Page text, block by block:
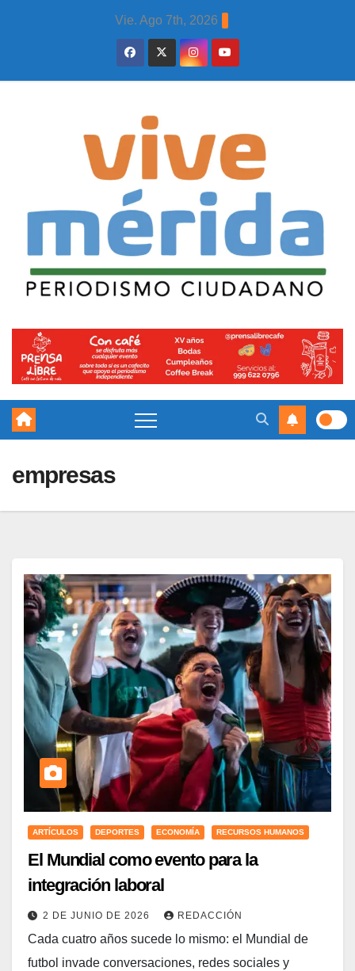
Vie. Ago 7th, 2026
empresas
ARTÍCULOS DEPORTES ECONOMÍA RECURSOS HUMANOS
El Mundial como evento para la
integración laboral
2 DE JUNIO DE 2026 REDACCIÓN
Cada cuatro años sucede lo mismo: el Mundial de
futbol invade conversaciones, redes sociales y